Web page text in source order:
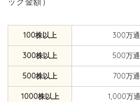
100株以上 300万
300株以上 500万
500株以上 700万
1000株以上 1,000万